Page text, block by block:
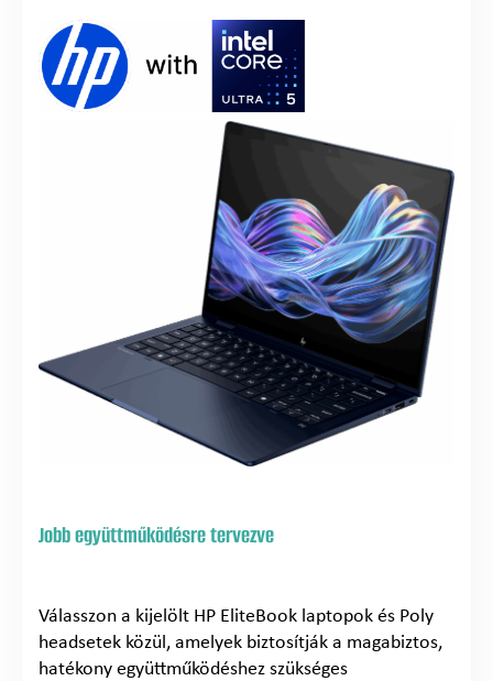
Jobb együttműködésre tervezve
Válasszon a kijelölt HP EliteBook laptopok és Poly
headsetek közül, amelyek biztosítják a magabiztos,
hatékony együttműködéshez szükséges